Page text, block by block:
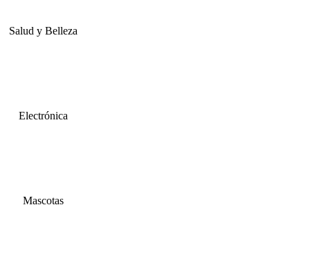
Salud y Belleza
Electrónica
Mascotas